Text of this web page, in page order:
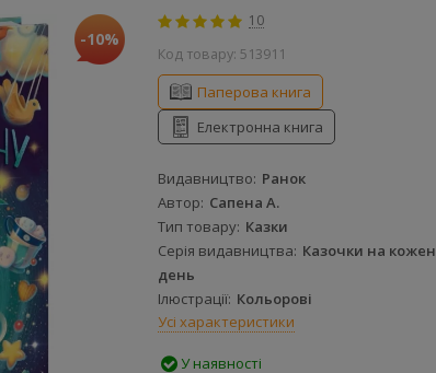
-10%
10
Код товару: 513911
Паперова книга
Електронна книга
Видавництво Ранок
Автор Сапена А.
Тип товару Казки
Серія видавництва Казочки на кожен
день
Ілюстрації Кольорові
Паперова
Електронна
Усі характеристики
У наявності